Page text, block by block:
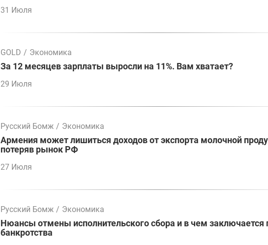
31 Июля
GOLD / Экономика
За 12 месяцев зарплаты выросли на 11%. Вам хватает?
29 Июля
Русский Бомж / Экономика
Армения может лишиться доходов от экспорта молочной
потеряв рынок РФ
27 Июля
Русский Бомж / Экономика
Нюансы отмены исполнительского сбора и в чем заключается
банкротства